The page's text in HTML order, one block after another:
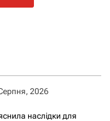
2026
наслідки для